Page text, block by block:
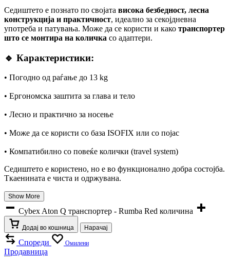
Седиштето е познато по својата висока безбедност, лесна
конструкција и практичност, идеално за секојдневна
употреба и патувања. Може да се користи и како транспортер
што се монтира на количка со адаптери.
🔹 Карактеристики:
• Погодно од раѓање до 13 kg
• Ергономска заштита за глава и тело
• Лесно и практично за носење
• Може да се користи со база ISOFIX или со појас
• Компатибилно со повеќе колички (travel system)
Седиштето е користено, но е во функционално добра состојба.
Ткаенината е чиста и одржувана.
Show More
Cybex Aton Q транспортер - Rumba Red количина
Додај во кошница Нарачај
Спореди Омилени
Продавница